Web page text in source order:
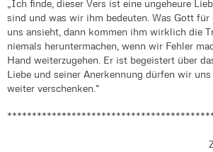
„Ich finde, dieser Vers ist eine ungeheure
sind und was wir ihm bedeuten. Was Gott
uns ansieht, dann kommen ihm wirklich die
niemals heruntermachen, wenn wir Fehler
Hand weiterzugehen. Er ist begeistert über
Liebe und seiner Anerkennung dürfen wir
weiter verschenken.“